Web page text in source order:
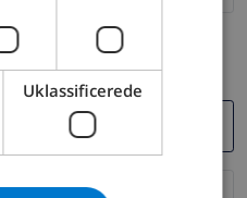
fungerer korrekt.
NORWEGIAN
Uklassificerede